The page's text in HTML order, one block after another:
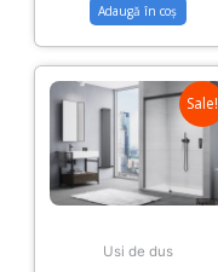
Adaugă în coș
Sale!
Usi de dus